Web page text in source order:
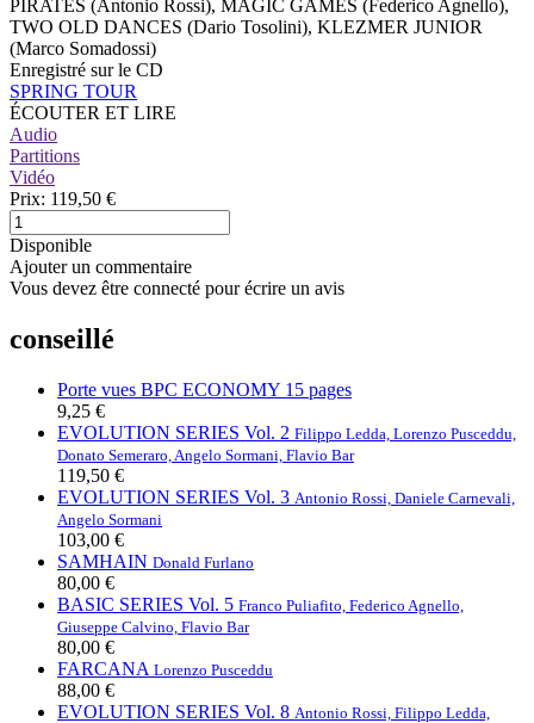
PIRATES (Antonio Rossi), MAGIC GAMES (Federico Agnello),
TWO OLD DANCES (Dario Tosolini), KLEZMER JUNIOR
(Marco Somadossi)
Enregistré sur le CD
SPRING TOUR
ÉCOUTER ET LIRE
Audio
Partitions
Vidéo
Prix: 119,50 €
Disponible
Ajouter un commentaire
Vous devez être connecté pour écrire un avis
conseillé
Porte vues BPC ECONOMY 15 pages
9,25 €
EVOLUTION SERIES Vol. 2 Filippo Ledda, Lorenzo Pusceddu,
Donato Semeraro, Angelo Sormani, Flavio Bar
119,50 €
EVOLUTION SERIES Vol. 3 Antonio Rossi, Daniele Carnevali,
Angelo Sormani
103,00 €
SAMHAIN Donald Furlano
80,00 €
BASIC SERIES Vol. 5 Franco Puliafito, Federico Agnello,
Giuseppe Calvino, Flavio Bar
80,00 €
FARCANA Lorenzo Pusceddu
88,00 €
EVOLUTION SERIES Vol. 8 Antonio Rossi, Filippo Ledda,